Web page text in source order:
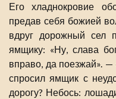
Его хладнокровие
предав себя божией
вдруг дорожный сел
ямщику: «Ну, слава
вправо, да поезжай».
спросил ямщик с
дорогу? Небось: